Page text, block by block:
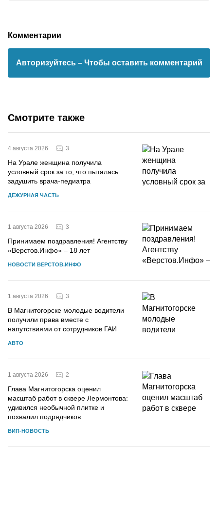
Комментарии
Авторизуйтесь – Чтобы оставить комментарий
Смотрите также
4 августа 2026 3
На Урале женщина получила
условный срок за то, что пыталась
задушить врача-педиатра
ДЕЖУРНАЯ ЧАСТЬ
1 августа 2026 3
Принимаем поздравления! Агентству
«Верстов.Инфо» – 18 лет
НОВОСТИ ВЕРСТОВ.ИНФО
1 августа 2026 3
В Магнитогорске молодые водители
получили права вместе с
напутствиями от сотрудников ГАИ
АВТО
1 августа 2026 2
Глава Магнитогорска оценил
масштаб работ в сквере Лермонтова:
удивился необычной плитке и
похвалил подрядчиков
ВИП-НОВОСТЬ